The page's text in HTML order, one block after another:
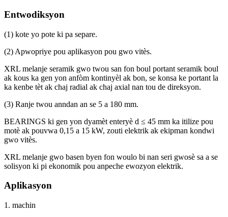
Entwodiksyon
(1) kote yo pote ki pa separe.
(2) Apwopriye pou aplikasyon pou gwo vitès.
XRL melanje seramik gwo twou san fon boul portant seramik boul
ak kous ka gen yon anfòm kontinyèl ak bon, se konsa ke portant la
ka kenbe tèt ak chaj radial ak chaj axial nan tou de direksyon.
(3) Ranje twou anndan an se 5 a 180 mm.
BEARINGS ki gen yon dyamèt enteryè d ≤ 45 mm ka itilize pou
motè ak pouvwa 0,15 a 15 kW, zouti elektrik ak ekipman kondwi
gwo vitès.
XRL melanje gwo basen byen fon woulo bi nan seri gwosè sa a se
solisyon ki pi ekonomik pou anpeche ewozyon elektrik.
Aplikasyon
1. machin